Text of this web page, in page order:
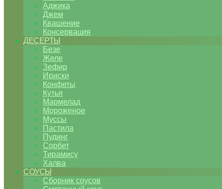
Аджика
Джем
Квашение
Консервация
ДЕСЕРТЫ
Безе
Желе
Зефир
Ириски
Конфеты
Кутья
Мармелад
Мороженое
Муссы
Пастила
Пудинг
Сорбет
Тирамису
Халва
СОУСЫ
Сборник соусов